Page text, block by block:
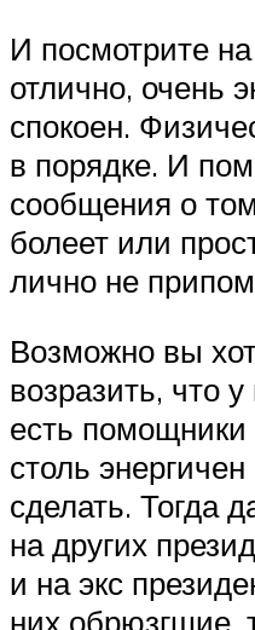
И посмотрите
отлично, очень
спокоен.
в порядке. И
сообщения о
болеет или
лично не
Возможно вы
возразить, что
есть помощники
столь
сделать. Тогда
на других
и на экс
них обрюзгшие,